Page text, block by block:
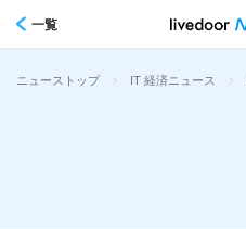
一覧
ニューストップ > IT 経済ニュース >